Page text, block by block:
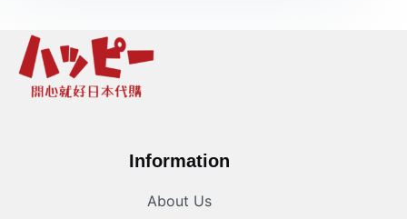
Information
About Us